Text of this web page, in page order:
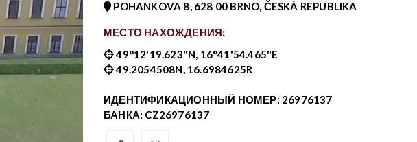
POHANKOVA 8, 628 00 BRNO, ČESKÁ REPUBLIKA
МЕСТО НАХОЖДЕНИЯ:
49°12'19.623"N, 16°41'54.465"E
49.2054508N, 16.6984625R
ИДЕНТИФИКАЦИОННЫЙ НОМЕР: 26976137
БАНКА: CZ26976137